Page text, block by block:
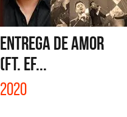
ENTREGA DE AMOR
(FT. EF...
2020